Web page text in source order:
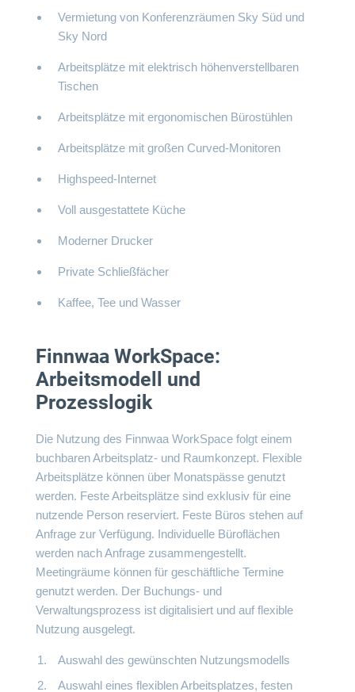
Vermietung von Konferenzräumen Sky Süd und
Sky Nord
Arbeitsplätze mit elektrisch höhenverstellbaren
Tischen
Arbeitsplätze mit ergonomischen Bürostühlen
Arbeitsplätze mit großen Curved-Monitoren
Highspeed-Internet
Voll ausgestattete Küche
Moderner Drucker
Private Schließfächer
Kaffee, Tee und Wasser
Finnwaa WorkSpace:
Arbeitsmodell und
Prozesslogik
Die Nutzung des Finnwaa WorkSpace folgt einem
buchbaren Arbeitsplatz- und Raumkonzept. Flexible
Arbeitsplätze können über Monatspässe genutzt
werden. Feste Arbeitsplätze sind exklusiv für eine
nutzende Person reserviert. Feste Büros stehen auf
Anfrage zur Verfügung. Individuelle Büroflächen
werden nach Anfrage zusammengestellt.
Meetingräume können für geschäftliche Termine
genutzt werden. Der Buchungs- und
Verwaltungsprozess ist digitalisiert und auf flexible
Nutzung ausgelegt.
Auswahl des gewünschten Nutzungsmodells
Auswahl eines flexiblen Arbeitsplatzes, festen